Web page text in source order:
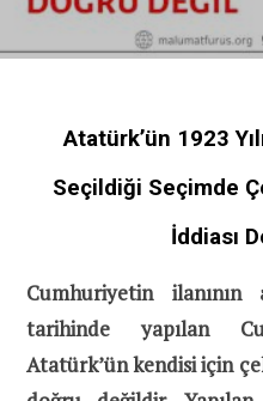
Atatürk’ün 1923
Seçildiği Seçimde
İddiası
Cumhuriyetin
tarihinde yapılan
Atatürk’ün kendisi için